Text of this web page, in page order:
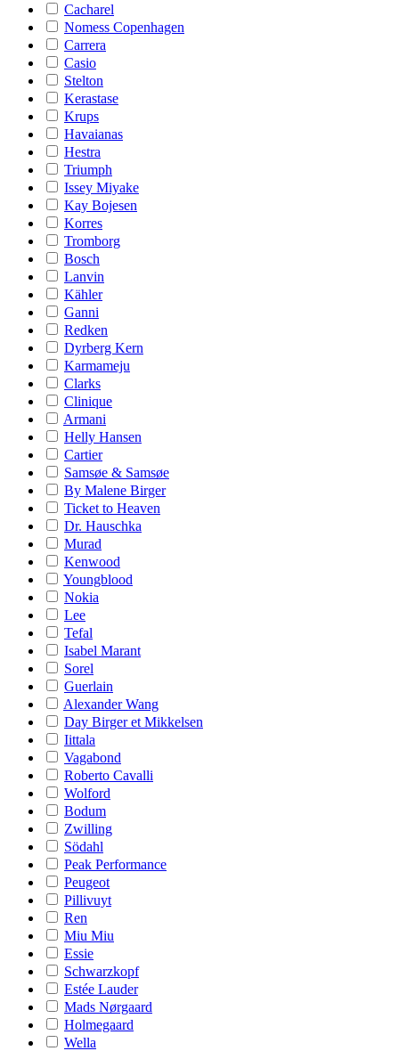
Cacharel
Nomess Copenhagen
Carrera
Casio
Stelton
Kerastase
Krups
Havaianas
Hestra
Triumph
Issey Miyake
Kay Bojesen
Korres
Tromborg
Bosch
Lanvin
Kähler
Ganni
Redken
Dyrberg Kern
Karmameju
Clarks
Clinique
Armani
Helly Hansen
Cartier
Samsøe & Samsøe
By Malene Birger
Ticket to Heaven
Dr. Hauschka
Murad
Kenwood
Youngblood
Nokia
Lee
Tefal
Isabel Marant
Sorel
Guerlain
Alexander Wang
Day Birger et Mikkelsen
Iittala
Vagabond
Roberto Cavalli
Wolford
Bodum
Zwilling
Södahl
Peak Performance
Peugeot
Pillivuyt
Ren
Miu Miu
Essie
Schwarzkopf
Estée Lauder
Mads Nørgaard
Holmegaard
Wella